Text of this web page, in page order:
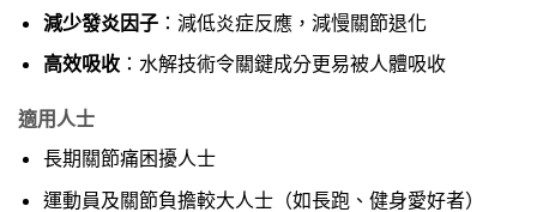
減少發炎因子：減低炎症反應，減慢關節退化
高效吸收：水解技術令關鍵成分更易被人體吸收
適用人士
長期關節痛困擾人士
運動員及關節負擔較大人士（如長跑、健身愛好者）